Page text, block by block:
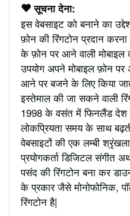
सूचना देना:
इस वेबसाइट को बनाने का
फ़ोन की रिंगटोन प्रदान
के फ़ोन पर आने वाली
उपयोग अपने मोबाइल फ़ोन
आने पर बजने के लिए किया
इस्तेमाल की जा सकने वाली
1998 के वसंत में फिनलैंड
लोकप्रियता समय के साथ
वेबसाइटों की एक लम्बी
प्रयोगकर्ता डिजिटल संगीत
पसंद की रिंगटोन बना कर
के प्रकार जैसे मोनोफोनिक,
रिंगटोन है|